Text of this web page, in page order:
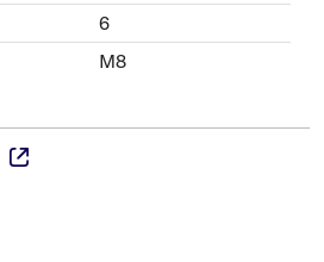
6
M8